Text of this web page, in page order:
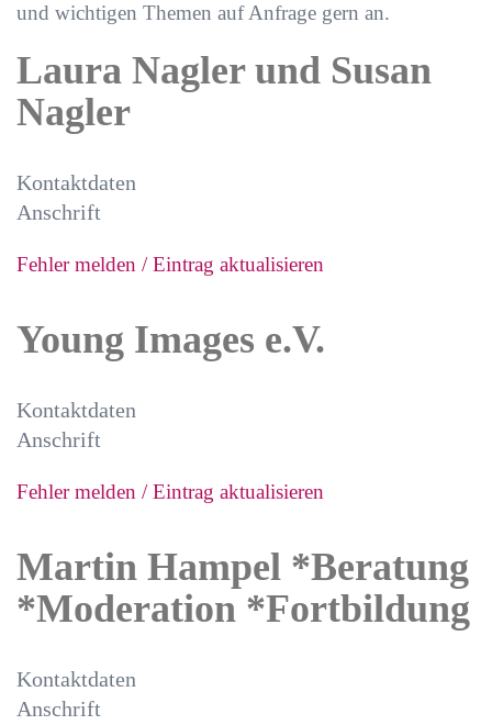
und wichtigen Themen auf Anfrage gern an.
Laura Nagler und Susan
Nagler
Kontaktdaten
Anschrift
Fehler melden / Eintrag aktualisieren
Young Images e.V.
Kontaktdaten
Anschrift
Fehler melden / Eintrag aktualisieren
Martin Hampel *Beratung
*Moderation *Fortbildung
Kontaktdaten
Anschrift